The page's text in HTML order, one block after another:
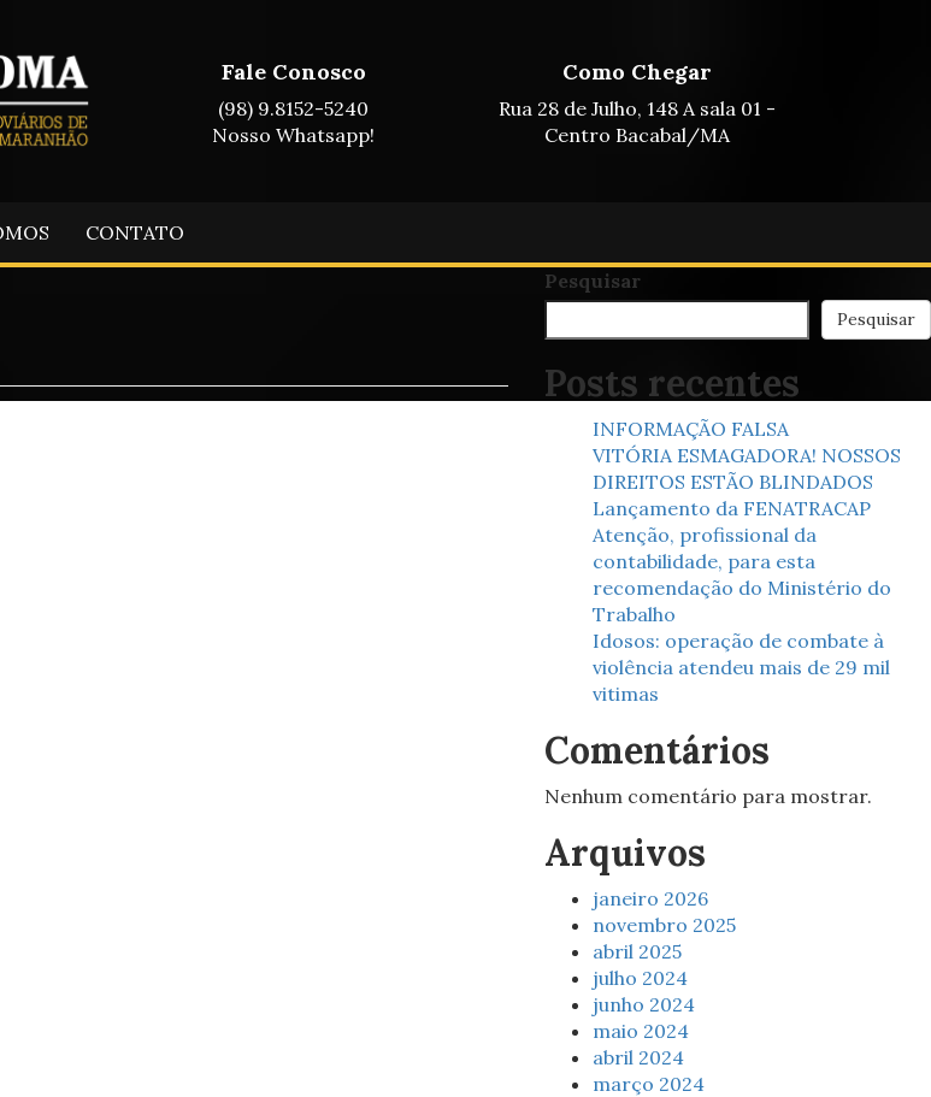
Fale Conosco
(98) 9.8152-5240
Nosso Whatsapp!
Como Chegar
Rua 28 de Julho, 148 A sala 01 -
Centro Bacabal/MA
CONTATO
Pesquisar
Pesquisar
Posts recentes
INFORMAÇÃO FALSA
VITÓRIA ESMAGADORA! NOSSOS
DIREITOS ESTÃO BLINDADOS
Lançamento da FENATRACAP
Atenção, profissional da
contabilidade, para esta
recomendação do Ministério do
Trabalho
Idosos: operação de combate à
violência atendeu mais de 29 mil
vitimas
Comentários
Nenhum comentário para mostrar.
Arquivos
janeiro 2026
novembro 2025
abril 2025
julho 2024
junho 2024
maio 2024
abril 2024
março 2024